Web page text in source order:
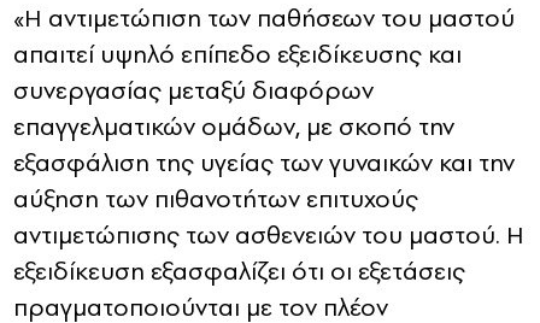
«Η αντιμετώπιση των παθήσεων του μαστού
απαιτεί υψηλό επίπεδο εξειδίκευσης και
συνεργασίας μεταξύ διαφόρων
επαγγελματικών ομάδων, με σκοπό την
εξασφάλιση της υγείας των γυναικών και την
αύξηση των πιθανοτήτων επιτυχούς
αντιμετώπισης των ασθενειών του μαστού. Η
εξειδίκευση εξασφαλίζει ότι οι εξετάσεις
πραγματοποιούνται με τον πλέον